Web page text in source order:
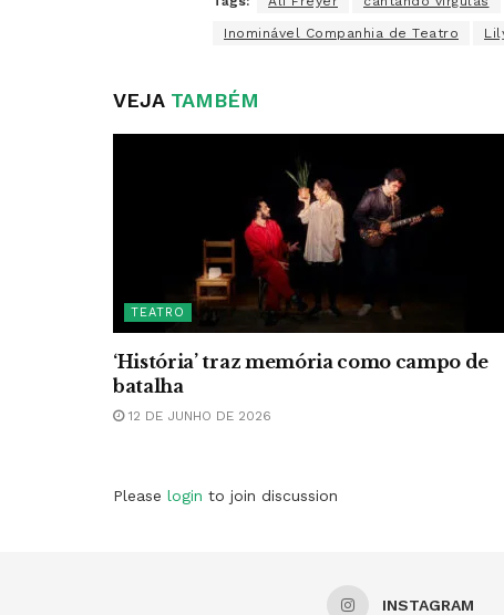
Inominável Companhia de Teatro
VEJATAMBÉM
TEATRO
‘História’ traz memória como campo de
batalha
12 DE JUNHO DE 2026
Please login to join discussion
INSTAGRAM